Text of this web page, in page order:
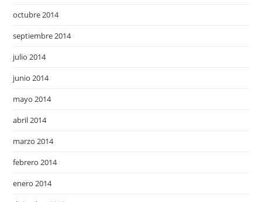
octubre 2014
septiembre 2014
julio 2014
junio 2014
mayo 2014
abril 2014
marzo 2014
febrero 2014
enero 2014